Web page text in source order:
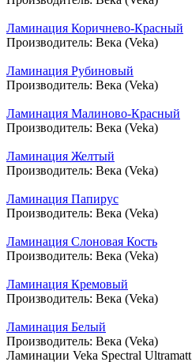
Ламинация Коричнево-Красный
Производитель: Века (Veka)
Ламинация Рубиновый
Производитель: Века (Veka)
Ламинация Малиново-Красный
Производитель: Века (Veka)
Ламинация Желтый
Производитель: Века (Veka)
Ламинация Папирус
Производитель: Века (Veka)
Ламинация Слоновая Кость
Производитель: Века (Veka)
Ламинация Кремовый
Производитель: Века (Veka)
Ламинация Белый
Производитель: Века (Veka)
Ламинации Veka Spectral Ultramatt